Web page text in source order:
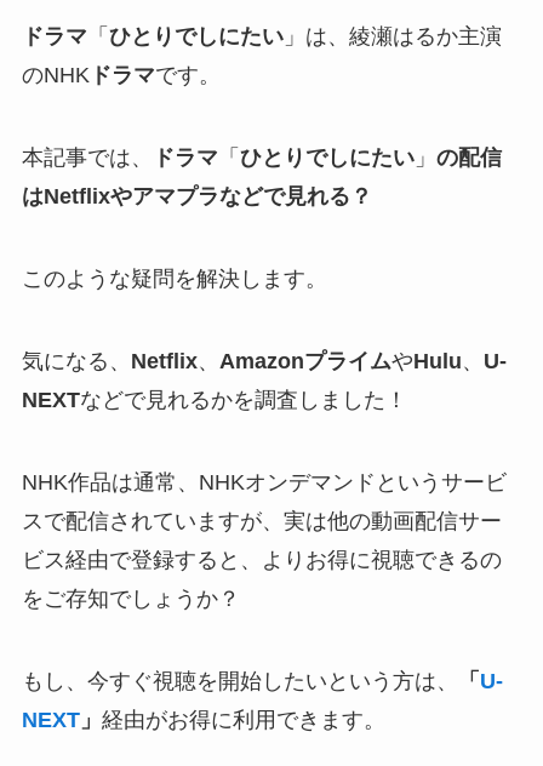
ドラマ 「 ひとりでしにたい」は、綾瀬はるか主演
のNHKドラマです。
本記事では、 ドラマ 「 ひとりでしにたい」 の配信
はNetflixやアマプラなどで見れる？
このような疑問を解決します。
気になる、 Netflix、 AmazonプライムやHulu、 U-
NEXTなどで見れるかを調査しました！
NHK作品は通常、NHKオンデマンドというサービ
スで配信されていますが、実は他の動画配信サー
ビス経由で登録すると、よりお得に視聴できるの
をご存知でしょうか？
もし、今すぐ視聴を開始したいという方は、 「 U-
NEXT」 経由がお得に利用できます。